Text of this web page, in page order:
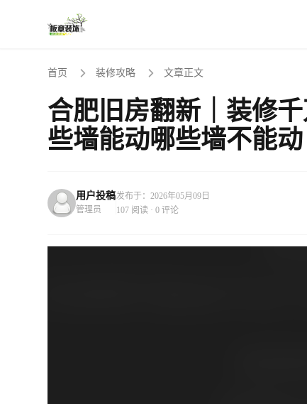
首页 装修攻略 文章正文
合肥旧房翻新｜装修
些墙能动哪些墙不能动
用户投稿
管理员
发布于：2026年05月09日
107 阅读 · 0 评论